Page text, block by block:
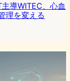
導WITEC、心血
理を変える